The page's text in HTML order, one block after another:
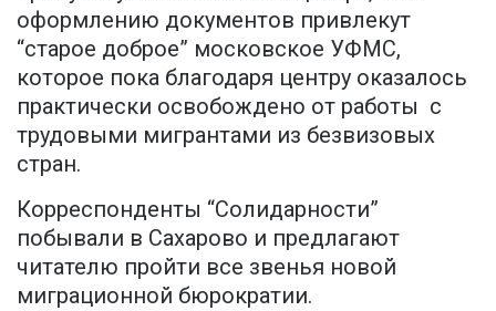
оформлению документов привлекут
“старое доброе” московское УФМС,
которое пока благодаря центру оказалось
практически освобождено от работы с
трудовыми мигрантами из безвизовых
стран.
Корреспонденты “Солидарности”
побывали в Сахарово и предлагают
читателю пройти все звенья новой
миграционной бюрократии.